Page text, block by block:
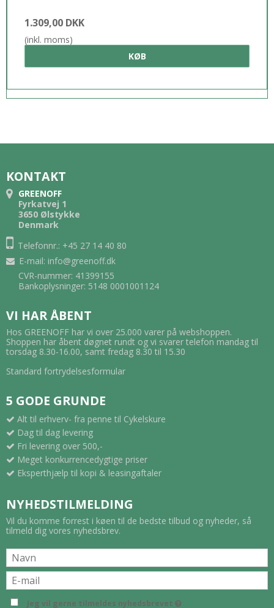
1.309,00 DKK
(inkl. moms)
KØB
KONTAKT
GREENOFF
Fyrkatvej 1
3650 Ølstykke
Denmark
Telefonnr.: +45 27 14 40 80
E-mail: info@greenoff.dk
CVR-nummer: 41399155
Bankoplysninger: 5148 0001001124
VI HAR ÅBENT
Hos GREENOFF har vi over 25.000 varer på webshoppen.
Shoppen har åbent døgnet rundt og vi svarer telefon mandag til
torsdag 8.30-16.00, samt fredag 8.30 til 15.30
Standard fortrydelsesformular
5 GODE GRUNDE
Alt til erhverv- fra penne til Cykelskure
Dag til dag levering
Fri levering over 500,-
Meget konkurrencedygtige priser
Eksperthjælp til kopi & leasingaftaler
NYHEDSTILMELDING
Vil du komme forrest i køen til de bedste tilbud og nyheder, så
tilmeld dig vores nyhedsbrev.
Jeg vil gerne tilmeldes nyhedsbrevet